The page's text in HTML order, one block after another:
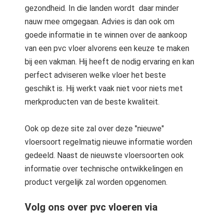
gezondheid. In die landen wordt daar minder
nauw mee omgegaan. Advies is dan ook om
goede informatie in te winnen over de aankoop
van een pvc vloer alvorens een keuze te maken
bij een vakman. Hij heeft de nodig ervaring en kan
perfect adviseren welke vloer het beste
geschikt is. Hij werkt vaak niet voor niets met
merkproducten van de beste kwaliteit.
Ook op deze site zal over deze "nieuwe"
vloersoort regelmatig nieuwe informatie worden
gedeeld. Naast de nieuwste vloersoorten ook
informatie over technische ontwikkelingen en
product vergelijk zal worden opgenomen.
Volg ons over pvc vloeren via